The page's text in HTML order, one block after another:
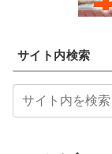
サイト内検索